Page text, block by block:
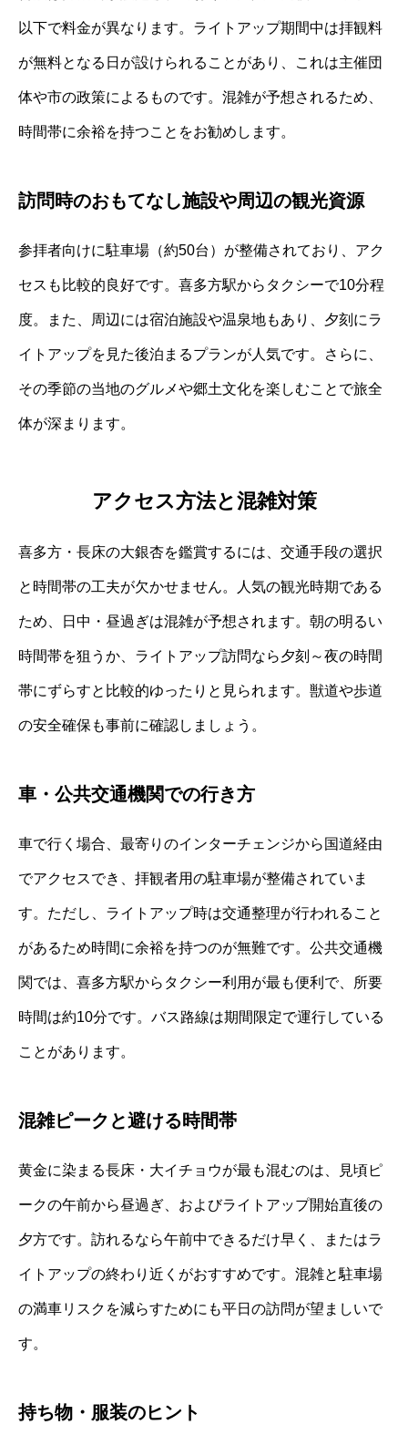
以下で料金が異なります。ライトアップ期間中は拝観料
が無料となる日が設けられることがあり、これは主催団
体や市の政策によるものです。混雑が予想されるため、
時間帯に余裕を持つことをお勧めします。
訪問時のおもてなし施設や周辺の観光資源
参拝者向けに駐車場（約50台）が整備されており、アク
セスも比較的良好です。喜多方駅からタクシーで10分程
度。また、周辺には宿泊施設や温泉地もあり、夕刻にラ
イトアップを見た後泊まるプランが人気です。さらに、
その季節の当地のグルメや郷土文化を楽しむことで旅全
体が深まります。
アクセス方法と混雑対策
喜多方・長床の大銀杏を鑑賞するには、交通手段の選択
と時間帯の工夫が欠かせません。人気の観光時期である
ため、日中・昼過ぎは混雑が予想されます。朝の明るい
時間帯を狙うか、ライトアップ訪問なら夕刻～夜の時間
帯にずらすと比較的ゆったりと見られます。獣道や歩道
の安全確保も事前に確認しましょう。
車・公共交通機関での行き方
車で行く場合、最寄りのインターチェンジから国道経由
でアクセスでき、拝観者用の駐車場が整備されていま
す。ただし、ライトアップ時は交通整理が行われること
があるため時間に余裕を持つのが無難です。公共交通機
関では、喜多方駅からタクシー利用が最も便利で、所要
時間は約10分です。バス路線は期間限定で運行している
ことがあります。
混雑ピークと避ける時間帯
黄金に染まる長床・大イチョウが最も混むのは、見頃ピ
ークの午前から昼過ぎ、およびライトアップ開始直後の
夕方です。訪れるなら午前中できるだけ早く、またはラ
イトアップの終わり近くがおすすめです。混雑と駐車場
の満車リスクを減らすためにも平日の訪問が望ましいで
す。
持ち物・服装のヒント